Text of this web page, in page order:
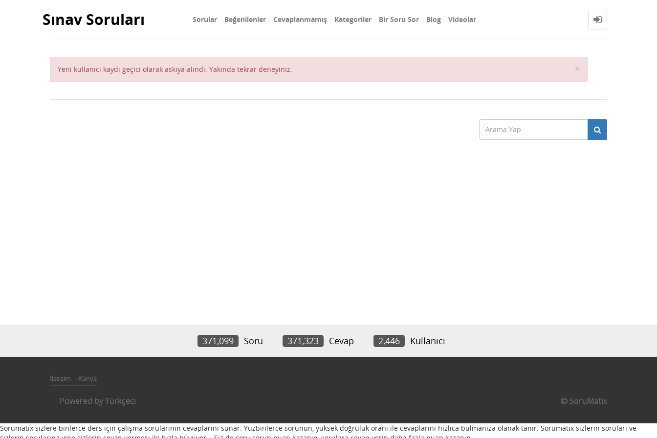
Sınav Soruları Sorular Beğenilenler Cevaplanmamış Kategoriler Bir Soru Sor Blog Videolar
Yeni kullanıcı kaydı geçici olarak askıya alındı. Yakında tekrar deneyiniz. ×
371,099 Soru 371,323 Cevap 2,446 Kullanıcı
İletişim Künye
Powered byTürkçeci SoruMatix
Sorumatix sizlere binlerce ders için çalışma sorularının cevaplarını sunar. Yüzbinlerce sorunun, yüksek doğruluk oranı ile cevaplarını hızlıca bulmanıza olanak tanır. Sorumatix sizlerin soruları ve